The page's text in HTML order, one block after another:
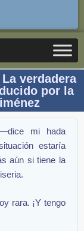
verdadera
por la
mi hada
estaría
aún si tiene la
rara. ¡Y tengo